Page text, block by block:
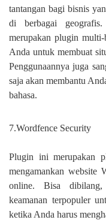
tantangan bagi bisnis
di berbagai
merupakan plugin multi-
Anda untuk membuat
Penggunaannya juga
saja akan membantu
bahasa.
7.Wordfence Security
Plugin ini merupakan
mengamankan website
online. Bisa
keamanan terpopuler
ketika Anda harus